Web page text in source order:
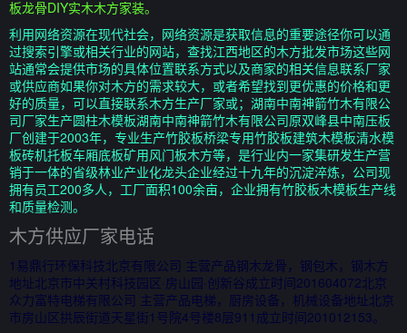
板龙骨DIY实木木方家装。
利用网络资源在现代社会，网络资源是获取信息的重要途径你可以通
过搜索引擎或相关行业的网站，查找江西地区的木方批发市场这些网
站通常会提供市场的具体位置联系方式以及商家的相关信息联系厂家
或供应商如果你对木方的需求较大，或者希望找到更优惠的价格和更
好的质量，可以直接联系木方生产厂家或；湖南中南神箭竹木有限公
司厂家生产圆柱木模板湖南中南神箭竹木有限公司原双峰县中南压板
厂创建于2003年，专业生产竹胶板桥梁专用竹胶板建筑木模板清水模
板砖机托板车厢底板矿用风门板木方等，是行业内一家集研发生产营
销于一体的省级林业产业化龙头企业经过十九年的沉淀淬炼，公司现
拥有员工200多人，工厂面积100余亩，企业拥有竹胶板木模板生产线
和质量检测。
木方供应厂家电话
1易鼎行环保科技北京有限公司 主营产品钢木龙骨，钢包木，钢木方
地址北京市中关村科技园区·房山园·创新谷成立时间201604072北京
众力富特电梯有限公司 主营产品电梯，厨房设备，机械设备地址北京
市房山区拱辰街道天星街1号院4号楼8层911成立时间201012153。